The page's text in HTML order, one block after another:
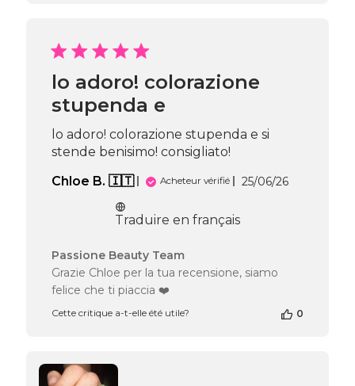
Beauty
Team
Jun
23
2026
lo adoro! colorazione
stupenda e
lo adoro! colorazione stupenda e si
stende benisimo! consigliato!
Chloe B. 🇮🇹
Acheteur vérifié
Date
25/06/26
Traduire en français
Commentaires
du
propriétaire
la
Passione Beauty Team
Grazie Chloe per la tua recensione, siamo
felice che ti piaccia ❤️
Cette critique a-t-elle été utile? 0